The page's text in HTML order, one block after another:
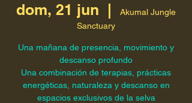
dom, 21 jun
  |
Akumal Jungle
Sanctuary
Una mañana de presencia, movimiento y
descanso profundo
Una combinación de terapias, prácticas
energéticas, naturaleza y descanso en
espacios exclusivos de la selva